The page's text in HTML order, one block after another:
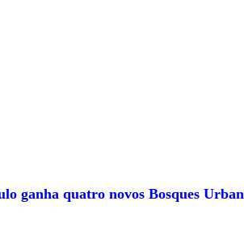
ganha quatro novos Bosques